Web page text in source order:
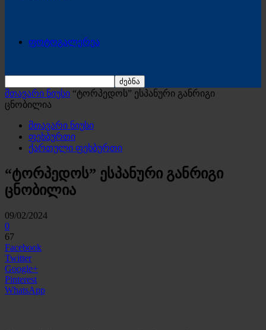
ფოტოგალერეა
მთავარი ნიუსი “ტორპედოს” ესპანური განრიგი
ცნობილია
მთავარი ნიუსი
ფეხბურთი
ქართული ფეხბურთი
“ტორპედოს” ესპანური განრიგი
ცნობილია
09/02/2024
0
67
Facebook
Twitter
Google+
Pinterest
WhatsApp